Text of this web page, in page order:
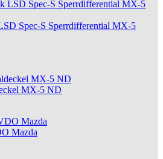
Spec-S Sperrdifferential MX-5
MX-5 ND
Mazda